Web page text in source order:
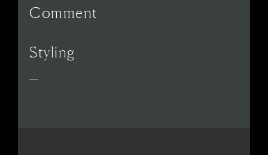
Comment
Styling